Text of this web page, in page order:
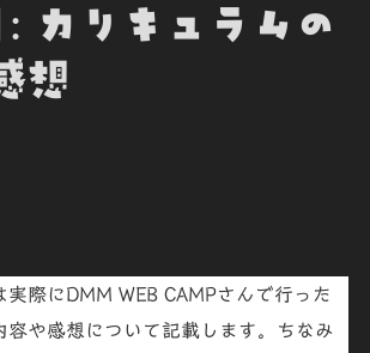
カリキュラムの
想
実際にDMM WEB CAMPさんで行った
容や感想について記載します。ちなみ